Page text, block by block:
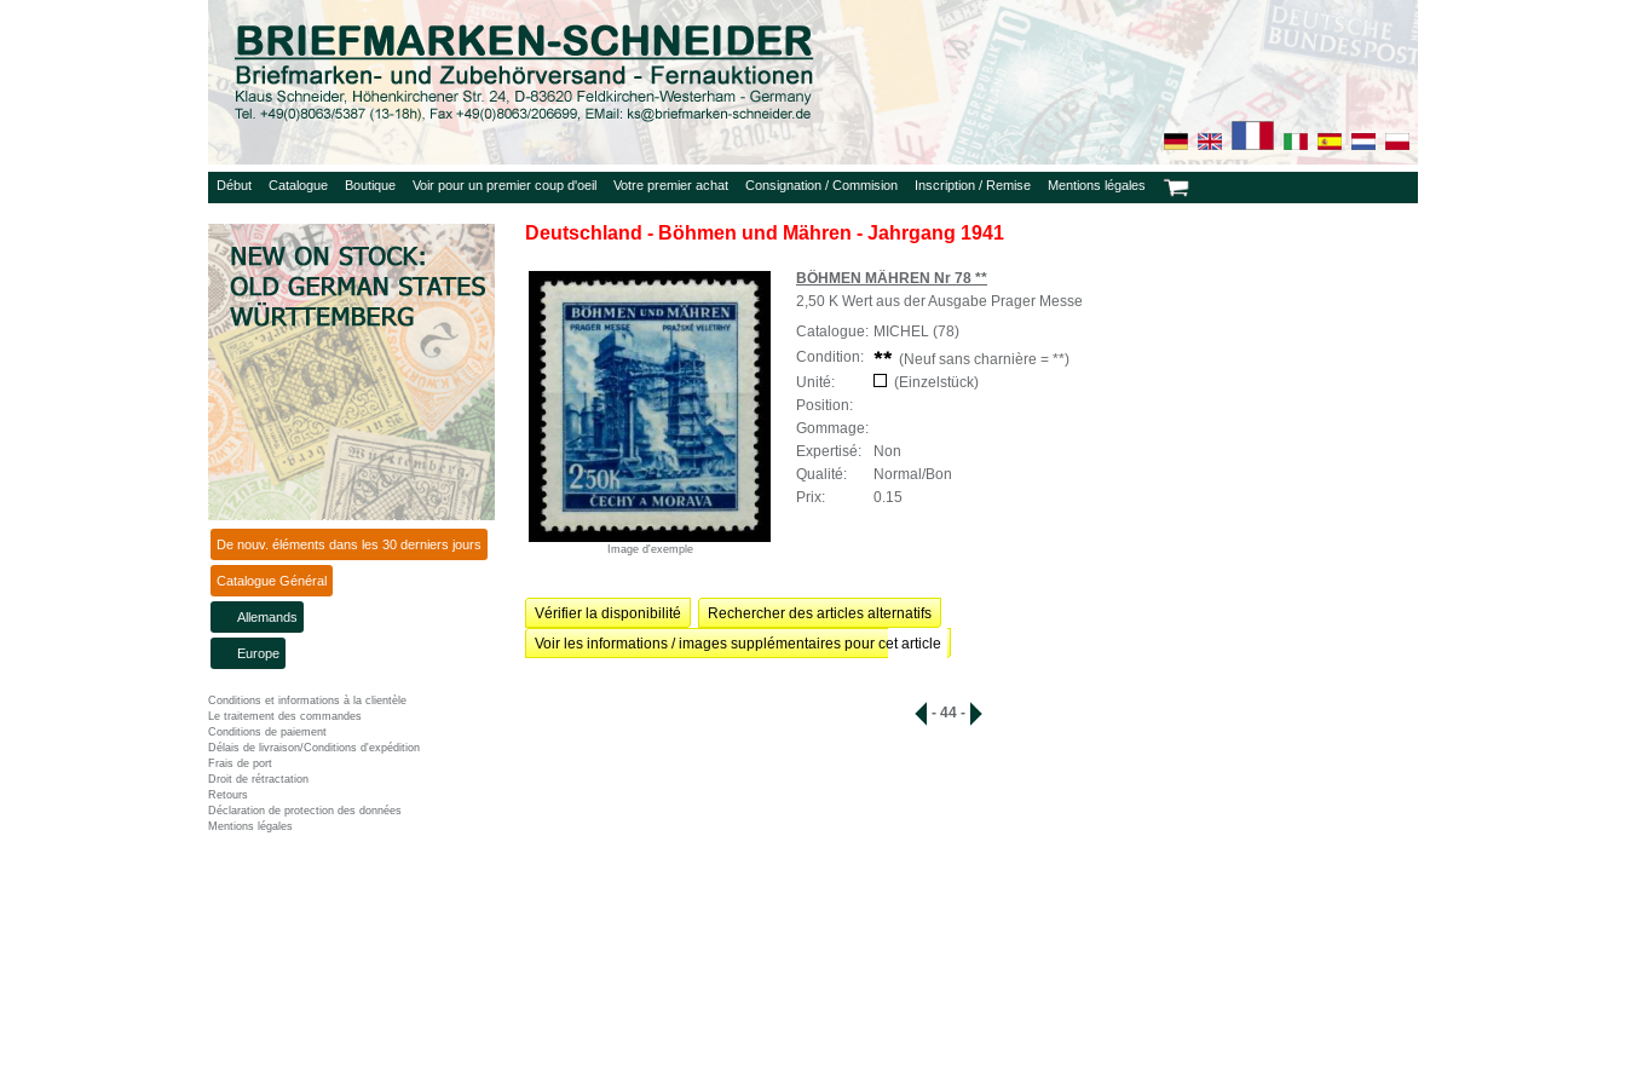
Début Catalogue Boutique Voir pour un premier coup d'oeil Votre premier achat Consignation / Commision Inscription / Remise Mentions légales
De nouv. éléments dans les 30 derniers jours
Catalogue Général
Allemands
Europe
Conditions et informations à la clientèle
Le traitement des commandes
Conditions de paiement
Délais de livraison/Conditions d'expédition
Frais de port
Droit de rétractation
Retours
Déclaration de protection des données
Mentions légales
Deutschland - Böhmen und Mähren - Jahrgang 1941
Image d'exemple
BÖHMEN MÄHREN Nr 78 **
2,50 K Wert aus der Ausgabe Prager Messe
Catalogue: MICHEL (78)
Condition:
(Neuf sans charnière = **)
Unité:
(Einzelstück)
Position:
Gommage:
Expertisé:
Non
Qualité:
Normal/Bon
Prix:
0.15
Vérifier la disponibilité
Rechercher des articles alternatifs
Voir les informations / images supplémentaires pour cet article
- 44 -